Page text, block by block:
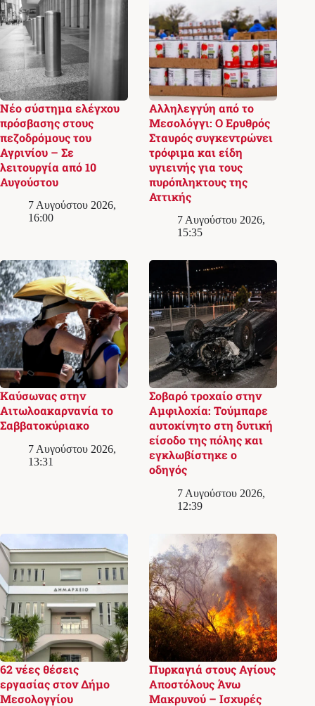
Νέο σύστημα ελέγχου
πρόσβασης στους
πεζοδρόμους του
Αγρινίου – Σε
λειτουργία από 10
Αυγούστου
7 Αυγούστου 2026,
16:00
Αλληλεγγύη από το
Μεσολόγγι: Ο Ερυθρός
Σταυρός συγκεντρώνει
τρόφιμα και είδη
υγιεινής για τους
πυρόπληκτους της
Αττικής
7 Αυγούστου 2026,
15:35
Καύσωνας στην
Αιτωλοακαρνανία το
Σαββατοκύριακο
7 Αυγούστου 2026,
13:31
Σοβαρό τροχαίο στην
Αμφιλοχία: Τούμπαρε
αυτοκίνητο στη δυτική
είσοδο της πόλης και
εγκλωβίστηκε ο
οδηγός
7 Αυγούστου 2026,
12:39
62 νέες θέσεις
εργασίας στον Δήμο
Μεσολογγίου
Πυρκαγιά στους Αγίους
Αποστόλους Άνω
Μακρυνού – Ισχυρές